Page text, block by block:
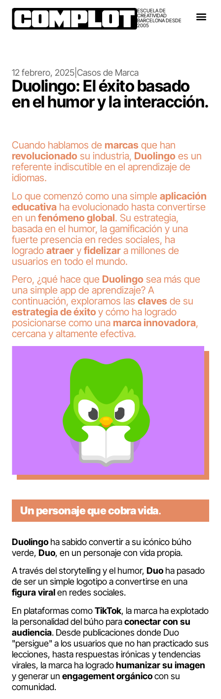
ESCUELA DE
CREATIVIDAD
BARCELONA DESDE
2005
12 febrero, 2025 Casos de Marca
Duolingo: El éxito basado
en el humor y la interacción.
Cuando hablamos de marcas que han
revolucionado su industria, Duolingo es un
referente indiscutible en el aprendizaje de
idiomas.
Lo que comenzó como una simple aplicación
educativa ha evolucionado hasta convertirse
en un fenómeno global. Su estrategia,
basada en el humor, la gamificación y una
fuerte presencia en redes sociales, ha
logrado atraer y fidelizar a millones de
usuarios en todo el mundo.
Pero, ¿qué hace que Duolingo sea más que
una simple app de aprendizaje? A
continuación, exploramos las claves de su
estrategia de éxito y cómo ha logrado
posicionarse como una marca innovadora,
cercana y altamente efectiva.
Un personaje que cobra vida.
Duolingo ha sabido convertir a su icónico búho
verde, Duo, en un personaje con vida propia.
A través del storytelling y el humor, Duo ha pasado
de ser un simple logotipo a convertirse en una
figura viralen redes sociales.
En plataformas comoTikTok, la marca ha explotado
la personalidad del búho paraconectar con su
audiencia. Desde publicaciones donde Duo
"persigue" a los usuarios que no han practicado sus
lecciones, hasta respuestas irónicas y tendencias
virales, la marca ha logradohumanizar su imagen
y generar un engagement orgánicocon su
comunidad.